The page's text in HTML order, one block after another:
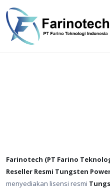
Farinotech (PT Farino
Reseller Resmi Tungsten
menyediakan lisensi resmi